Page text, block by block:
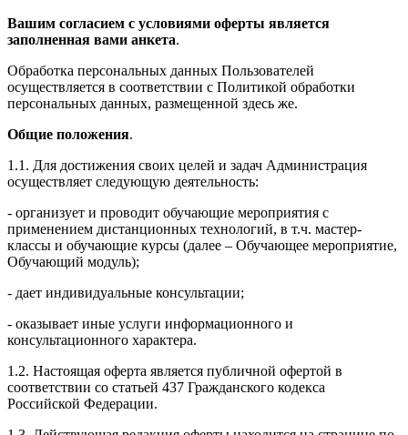
Вашим согласием с условиями оферты является
заполненная вами анкета.
Обработка персональных данных Пользователей
осуществляется в соответствии с Политикой обработки
персональных данных, размещенной здесь же.
Общие положения.
1.1. Для достижения своих целей и задач Администрация
осуществляет следующую деятельность:
- организует и проводит обучающие мероприятия с
применением дистанционных технологий, в т.ч. мастер-
классы и обучающие курсы (далее – Обучающее мероприятие,
Обучающий модуль);
- дает индивидуальные консультации;
- оказывает иные услуги информационного и
консультационного характера.
1.2. Настоящая оферта является публичной офертой в
соответствии со статьей 437 Гражданского кодекса
Российской Федерации.